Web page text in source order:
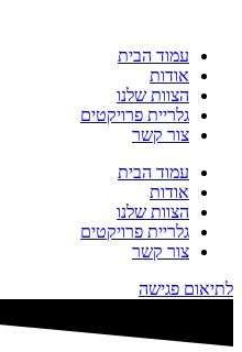
עמוד הבית
אודות
הצוות שלנו
גלריית פרויקטים
צור קשר
עמוד הבית
אודות
הצוות שלנו
גלריית פרויקטים
צור קשר
לתיאום פגישה